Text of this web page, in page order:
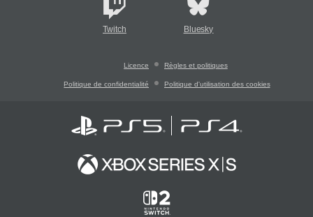
Twitch Bluesky
Licence Règles et politiques
Politique de confidentialité Politique d'utilisation des cookies